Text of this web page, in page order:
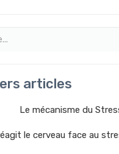
articles
Le mécanisme du
le cerveau face au